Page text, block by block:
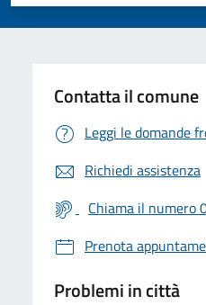
Contatta il comune
Leggi le domande
Richiedi assistenza
Chiama il numero
Prenota
Problemi in città